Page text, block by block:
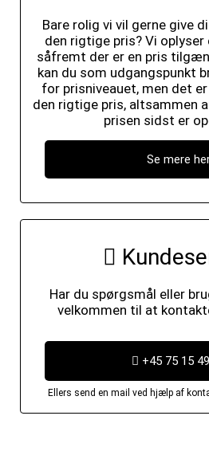
Bare rolig vi vil gerne give
den rigtige pris? Vi
såfremt der er en pris
kan du som udgangspunkt
for prisniveauet, men det
den rigtige pris, altsammen
prisen sidst er
Se mere
Har du spørgsmål eller
velkommen til at
+45 75 15
Ellers send en mail ved hjælp af